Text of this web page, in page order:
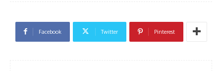
Facebook Twitter Pinterest